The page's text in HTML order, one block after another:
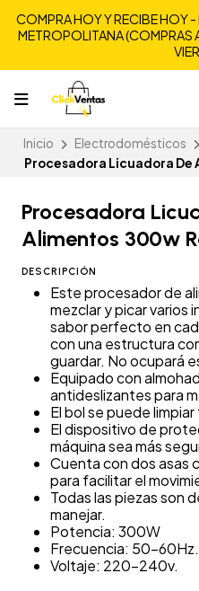
COMPRA HOY Y RECIBE HOY -
METROPOLITANA (COMPRAS
Inicio Electrodomésticos
Procesadora Licuadora De
Procesadora
Alimentos 300w
DESCRIPCIÓN
Este procesador de
mezclar y picar
sabor perfecto en
con una estructura
guardar. No ocupará
Equipado con
antideslizantes para
El bol se puede
El dispositivo de
máquina sea más
Cuenta con dos asas
para facilitar el
Todas las piezas son
manejar.
Potencia: 300W
Frecuencia: 50-60Hz.
Voltaje: 220-240v.